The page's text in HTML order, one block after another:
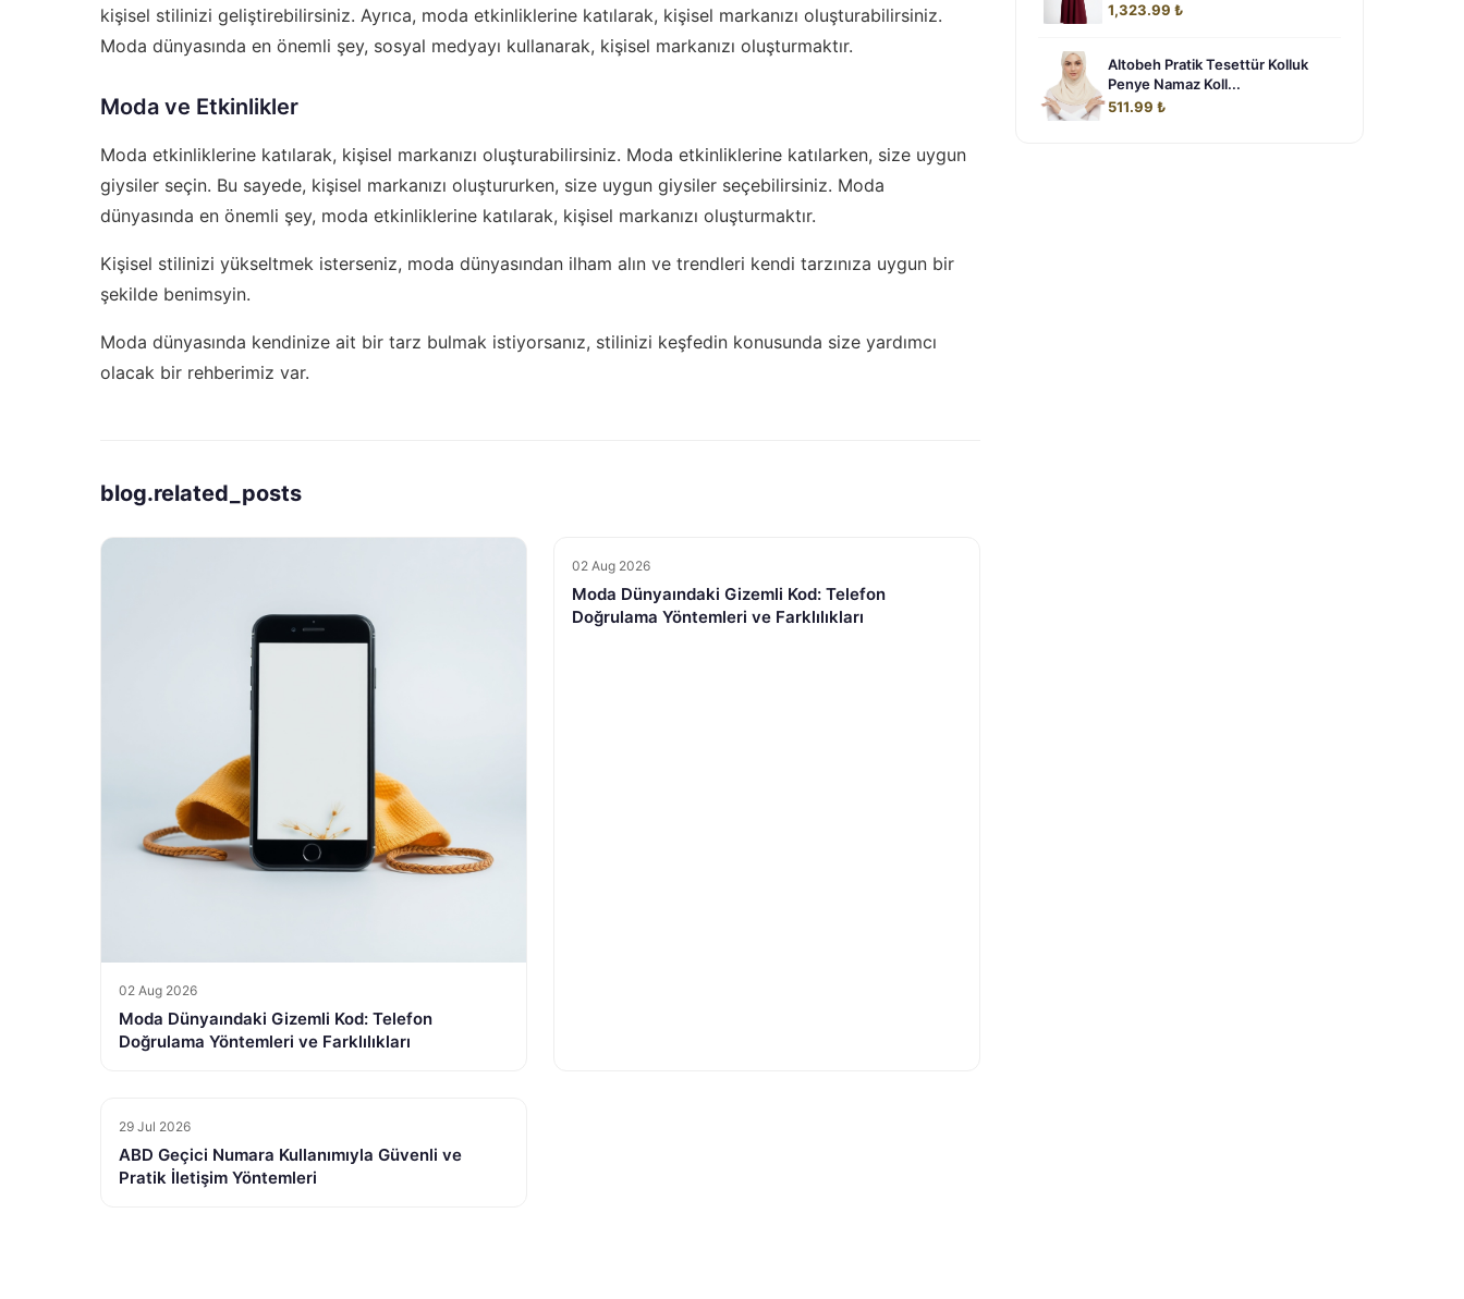
kişisel stilinizi geliştirebilirsiniz. Ayrıca, moda etkinliklerine katılarak, kişisel markanızı oluşturabilirsiniz.
Moda dünyasında en önemli şey, sosyal medyayı kullanarak, kişisel markanızı oluşturmaktır.
Moda ve Etkinlikler
Moda etkinliklerine katılarak, kişisel markanızı oluşturabilirsiniz. Moda etkinliklerine katılarken, size uygun
giysiler seçin. Bu sayede, kişisel markanızı oluştururken, size uygun giysiler seçebilirsiniz. Moda
dünyasında en önemli şey, moda etkinliklerine katılarak, kişisel markanızı oluşturmaktır.
Kişisel stilinizi yükseltmek isterseniz, moda dünyasından ilham alın ve trendleri kendi tarzınıza uygun bir
şekilde benimsyin.
Moda dünyasında kendinize ait bir tarz bulmak istiyorsanız, stilinizi keşfedin konusunda size yardımcı
olacak bir rehberimiz var.
blog.related_posts
02 Aug 2026
Moda Dünyaındaki Gizemli Kod: Telefon
Doğrulama Yöntemleri ve Farklılıkları
02 Aug 2026
Moda Dünyaındaki Gizemli Kod: Telefon
Doğrulama Yöntemleri ve Farklılıkları
29 Jul 2026
ABD Geçici Numara Kullanımıyla Güvenli ve
Pratik İletişim Yöntemleri
1,323.99 ₺
Altobeh Pratik Tesettür Kolluk
Penye Namaz Koll...
511.99 ₺